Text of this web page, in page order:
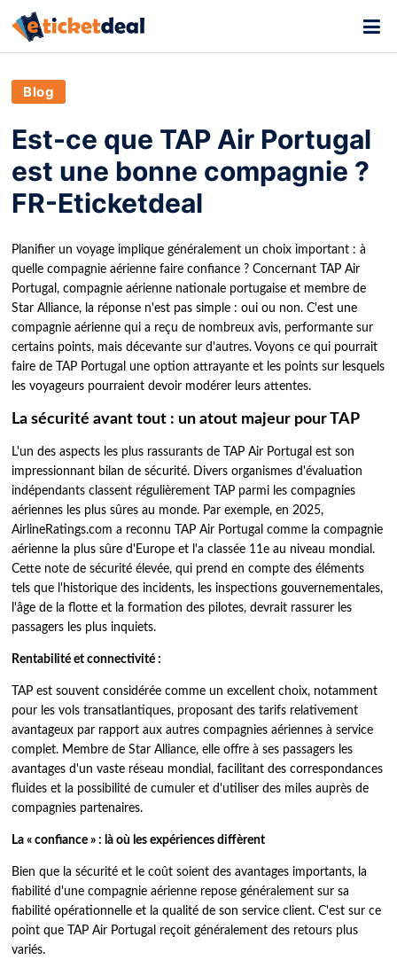
Blog
Est-ce que TAP Air Portugal
est une bonne compagnie ?
FR-Eticketdeal
Planifier un voyage implique généralement un choix important : à
quelle compagnie aérienne faire confiance ? Concernant TAP Air
Portugal, compagnie aérienne nationale portugaise et membre de
Star Alliance, la réponse n'est pas simple : oui ou non. C'est une
compagnie aérienne qui a reçu de nombreux avis, performante sur
certains points, mais décevante sur d'autres. Voyons ce qui pourrait
faire de TAP Portugal une option attrayante et les points sur lesquels
les voyageurs pourraient devoir modérer leurs attentes.
La sécurité avant tout : un atout majeur pour TAP
L'un des aspects les plus rassurants de TAP Air Portugal est son
impressionnant bilan de sécurité. Divers organismes d'évaluation
indépendants classent régulièrement TAP parmi les compagnies
aériennes les plus sûres au monde. Par exemple, en 2025,
AirlineRatings.com a reconnu TAP Air Portugal comme la compagnie
aérienne la plus sûre d'Europe et l'a classée 11e au niveau mondial.
Cette note de sécurité élevée, qui prend en compte des éléments
tels que l'historique des incidents, les inspections gouvernementales,
l'âge de la flotte et la formation des pilotes, devrait rassurer les
passagers les plus inquiets.
Rentabilité et connectivité :
TAP est souvent considérée comme un excellent choix, notamment
pour les vols transatlantiques, proposant des tarifs relativement
avantageux par rapport aux autres compagnies aériennes à service
complet. Membre de Star Alliance, elle offre à ses passagers les
avantages d'un vaste réseau mondial, facilitant des correspondances
fluides et la possibilité de cumuler et d'utiliser des miles auprès de
compagnies partenaires.
La « confiance » : là où les expériences diffèrent
Bien que la sécurité et le coût soient des avantages importants, la
fiabilité d'une compagnie aérienne repose généralement sur sa
fiabilité opérationnelle et la qualité de son service client. C'est sur ce
point que TAP Air Portugal reçoit généralement des retours plus
variés.